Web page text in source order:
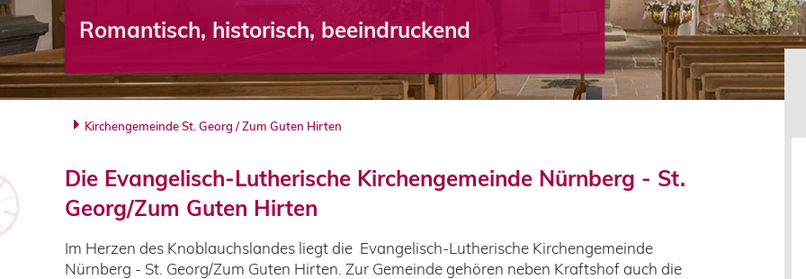
Romantisch, historisch, beeindruckend
Kirchengemeinde St. Georg / Zum Guten Hirten
Die Evangelisch-Lutherische Kirchengemeinde Nürnberg - St.
Georg/Zum Guten Hirten
Im Herzen des Knoblauchslandes liegt die Evangelisch-Lutherische Kirchengemeinde
Nürnberg - St. Georg/Zum Guten Hirten. Zur Gemeinde gehören neben Kraftshof auch die